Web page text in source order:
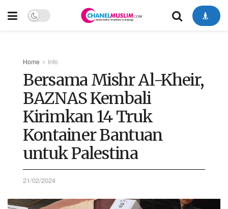
Home Info
Bersama Mishr Al-Kheir,
BAZNAS Kembali
Kirimkan 14 Truk
Kontainer Bantuan
untuk Palestina
21/02/2024